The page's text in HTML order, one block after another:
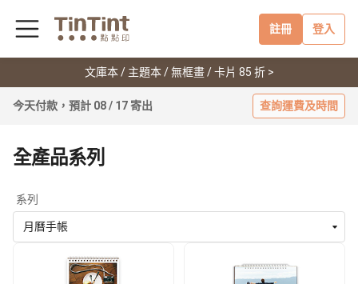
註冊 登入
文庫本 / 主題本 / 無框畫 / 卡片 85 折 >
今天付款，預計 08 / 17 寄出 查詢運費及時間
全產品系列
系列
月曆手帳